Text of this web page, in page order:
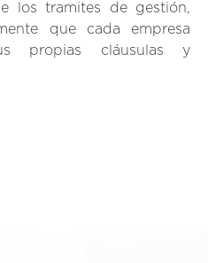
los tramites de gestión,
que cada empresa
propias cláusulas y